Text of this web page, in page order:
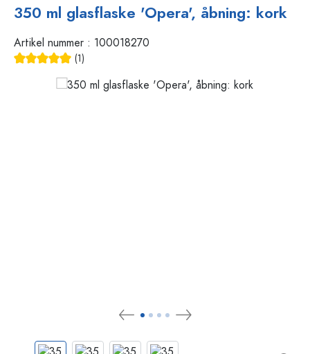
350 ml glasflaske 'Opera', åbning: kork
Artikel nummer : 100018270
(1)